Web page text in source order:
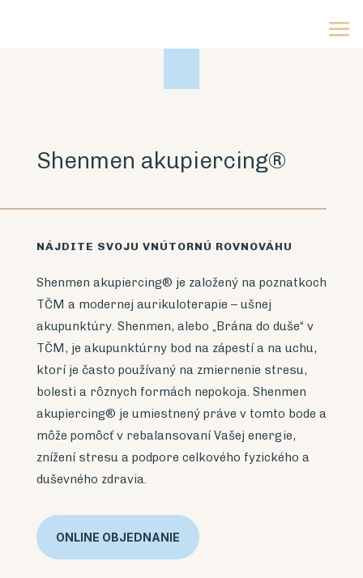
Shenmen akupiercing®
NÁJDITE SVOJU VNÚTORNÚ ROVNOVÁHU
Shenmen akupiercing® je založený na poznatkoch
TČM a modernej aurikuloterapie – ušnej
akupunktúry. Shenmen, alebo „Brána do duše“ v
TČM, je akupunktúrny bod na zápestí a na uchu,
ktorí je často používaný na zmiernenie stresu,
bolesti a rôznych formách nepokoja. Shenmen
akupiercing® je umiestnený práve v tomto bode a
môže pomôcť v rebalansovaní Vašej energie,
znížení stresu a podpore celkového fyzického a
duševného zdravia.
ONLINE OBJEDNANIE